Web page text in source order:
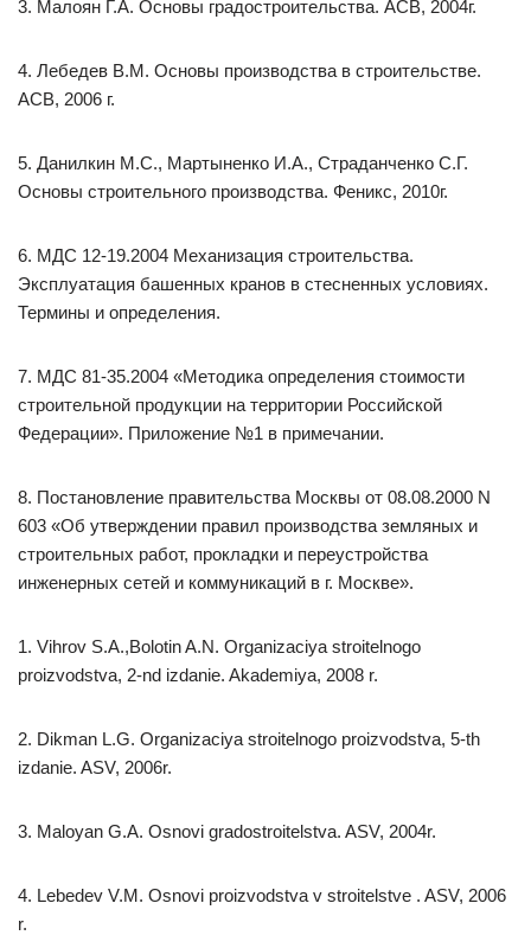
3. Малоян Г.А. Основы градостроительства. АСВ, 2004г.
4. Лебедев В.М. Основы производства в строительстве.
АСВ, 2006 г.
5. Данилкин М.С., Мартыненко И.А., Страданченко С.Г.
Основы строительного производства. Феникс, 2010г.
6. МДС 12-19.2004 Механизация строительства.
Эксплуатация башенных кранов в стесненных условиях.
Термины и определения.
7. МДС 81-35.2004 «Методика определения стоимости
строительной продукции на территории Российской
Федерации». Приложение №1 в примечании.
8. Постановление правительства Москвы от 08.08.2000 N
603 «Об утверждении правил производства земляных и
строительных работ, прокладки и переустройства
инженерных сетей и коммуникаций в г. Москве».
1. Vihrov S.A.,Bolotin A.N. Organizaciya stroitelnogo
proizvodstva, 2-nd izdanie. Akademiya, 2008 r.
2. Dikman L.G. Organizaciya stroitelnogo proizvodstva, 5-th
izdanie. ASV, 2006r.
3. Maloyan G.A. Osnovi gradostroitelstva. ASV, 2004r.
4. Lebedev V.M. Osnovi proizvodstva v stroitelstve . ASV, 2006
r.